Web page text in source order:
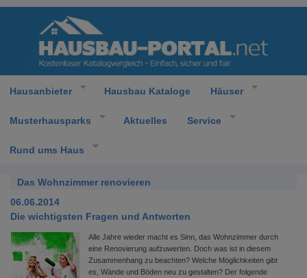
Hausanbieter Hausbau Kataloge Häuser
Musterhausparks Aktuelles Service
Rund ums Haus
Das Wohnzimmer renovieren
06.06.2014
Die wichtigsten Fragen und Antworten
Alle Jahre wieder macht es Sinn, das Wohnzimmer durch
eine Renovierung aufzuwerten. Doch was ist in diesem
Zusammenhang zu beachten? Welche Möglichkeiten gibt
es, Wände und Böden neu zu gestalten? Der folgende